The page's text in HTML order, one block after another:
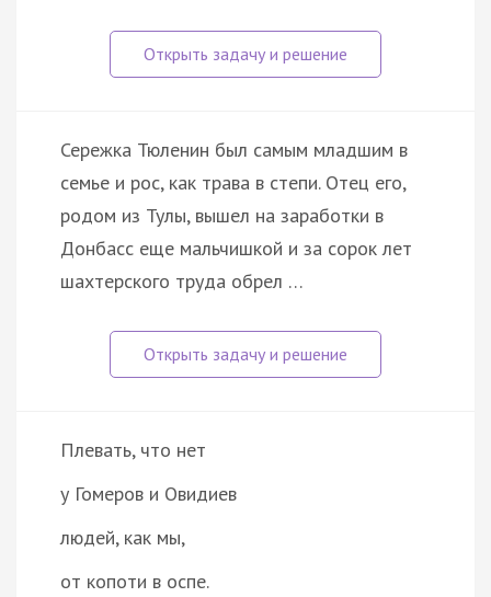
Сережка Тюленин был самым младшим в
семье и рос, как трава в степи. Отец его,
родом из Тулы, вышел на заработки в
Донбасс еще мальчишкой и за сорок лет
шахтерского труда обрел …
Плевать, что нет
у Гомеров и Овидиев
людей, как мы,
от копоти в оспе.